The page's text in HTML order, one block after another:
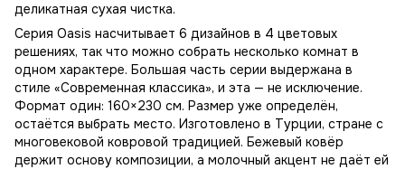
деликатная сухая чистка.
Серия Oasis насчитывает 6 дизайнов в 4 цветовых
решениях, так что можно собрать несколько комнат в
одном характере. Большая часть серии выдержана в
стиле «Современная классика», и эта — не исключение.
Формат один: 160×230 см. Размер уже определён,
остаётся выбрать место. Изготовлено в Турции, стране с
многовековой ковровой традицией. Бежевый ковёр
держит основу композиции, а молочный акцент не даёт ей